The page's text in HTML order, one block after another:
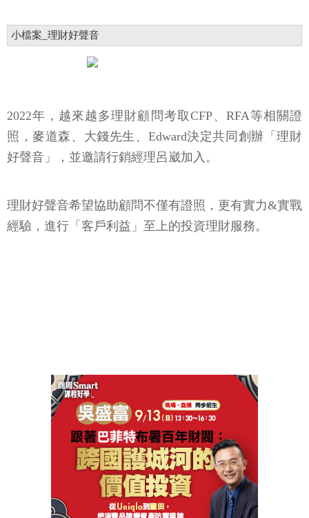
小檔案_理財好聲音
2022年，越來越多理財顧問考取CFP、RFA等相關證
照，麥道森、大錢先生、Edward決定共同創辦「理財
好聲音」，並邀請行銷經理呂崴加入。
理財好聲音希望協助顧問不僅有證照，更有實力&實戰
經驗，進行「客戶利益」至上的投資理財服務。